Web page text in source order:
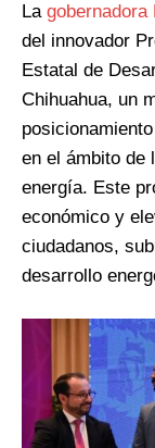
La gobernadora
del innovador
Estatal de
Chihuahua, un
en el ámbito de
energía. Este
económico y
ciudadanos,
desarrollo